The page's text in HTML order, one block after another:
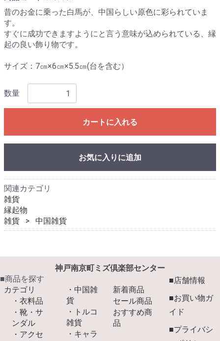
昔のお金に乗った白馬が、中国らしい原色に彩られていま
す。
すぐに成功できますようにと言う意味が込められている、縁
起の良い飾り物です。
サイズ：7㎝×6㎝×5.5㎝(台を含む）
数量
カートに入れる
お気に入りに追加
関連カテゴリ
雑貨
縁起物
雑貨
中国雑貨
神戸南京町ミズ倶楽部センター
■商品を探す
カテゴリ
・衣料品
・靴・サ
ンダル
・アクセ
・中国雑
貨
・トルコ
雑貨
・キャラ
新着商品
セール商品
おすすめ商
品
■店舗情報
■お買い物ガ
イド
■プライバシ